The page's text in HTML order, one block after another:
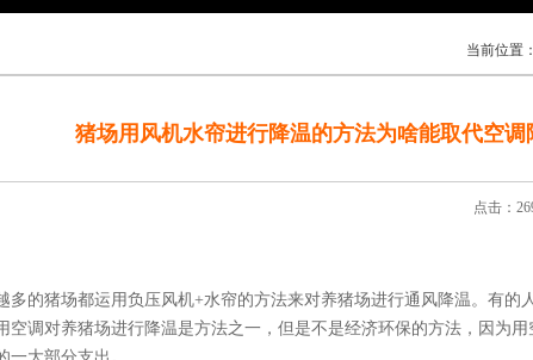
当前位置：
猪场用风机水帘进行降温的方法为啥能取代空调
点击：
的猪场都运用负压风机+水帘的方法来对养猪场进行通风降温。有的
空调对养猪场进行降温是方法之一，但是不是经济环保的方法，因为